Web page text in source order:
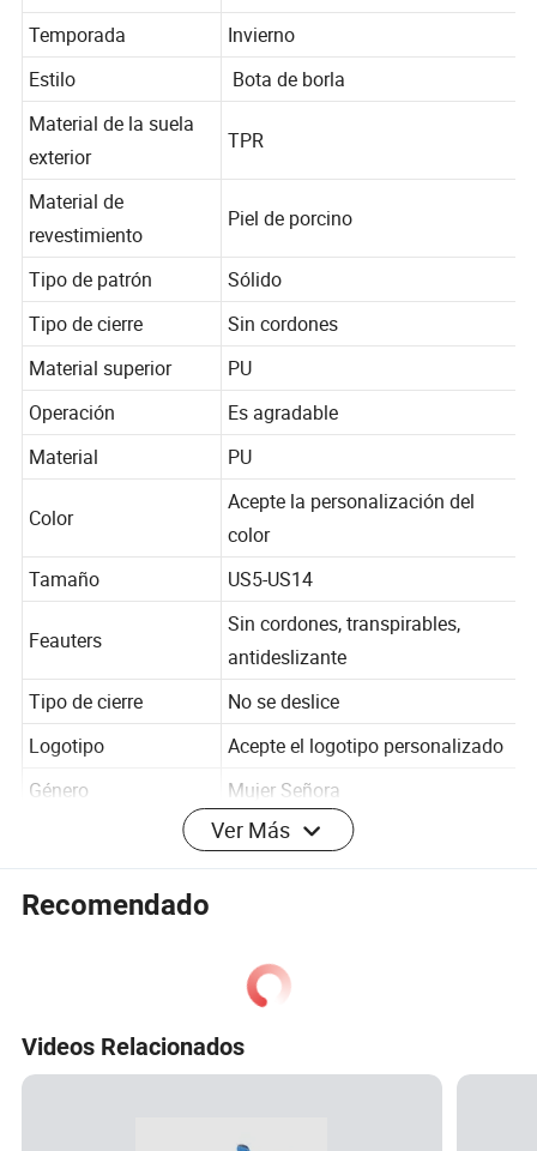
mediasuela
Temporada Invierno
Estilo Bota de borla
Material de la suela
exterior
Material de
revestimiento
Tipo de patrón
Sólido
Tipo de cierre
Sin cordones
Material superior
PU
Operación
Es agradable
Material PU
Acepte la personalización del
color
US5-US14
Feauters
Sin cordones, transpirables,
antideslizante
Tipo de cierre
No se deslice
Logotipo
Acepte el logotipo personalizado
Mujer Señora
MOQ
30pairs
Fotos detalladas
Ventajas para nuestra empresa
Ver Más
Recomendado
Videos Relacionados